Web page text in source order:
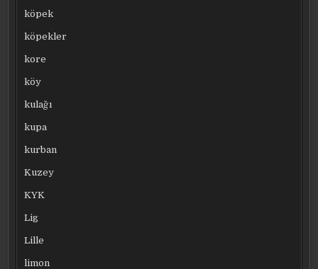
köpek
köpekler
kore
köy
kulağı
kupa
kurban
Kuzey
KYK
Lig
Lille
limon